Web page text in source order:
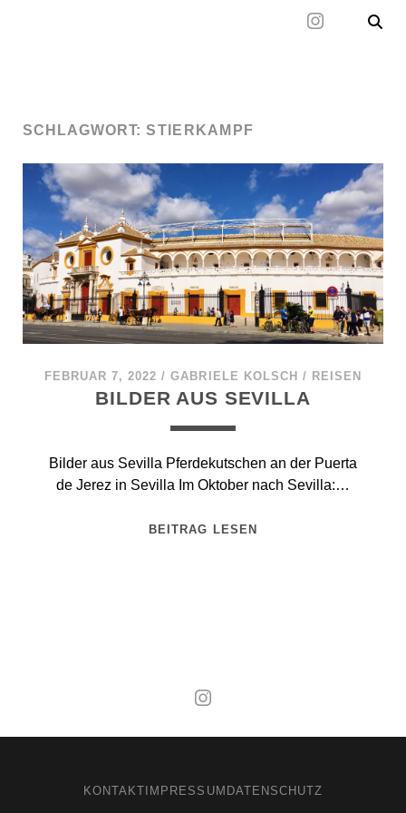
SCHLAGWORT:STIERKAMPF
FEBRUAR 7, 2022 /GABRIELE KOLSCH / REISEN
BILDER AUS SEVILLA
Bilder aus Sevilla Pferdekutschen an der Puerta
de Jerez in Sevilla Im Oktober nach Sevilla:…
BEITRAG LESEN
KONTAKT IMPRESSUM DATENSCHUTZ